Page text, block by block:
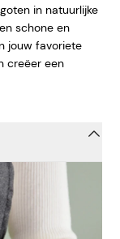
in natuurlijke
schone en
jouw favoriete
creëer een